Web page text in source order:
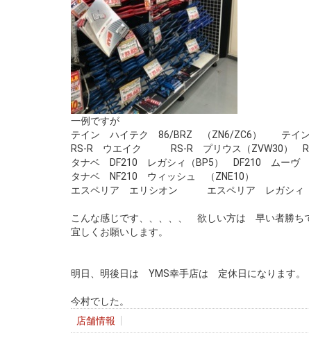
一例ですが
テイン ハイテク 86/BRZ （ZN6/ZC6） テイン
RS-R ウエイク RS-R プリウス（ZVW30）
タナベ DF210 レガシィ（BP5） DF210 ムー
タナベ NF210 ウィッシュ （ZNE10）
エスペリア エリシオン エスペリア レガシィ（
こんな感じです、、、、、 欲しい方は 早い者勝ち
宜しくお願いします。
明日、明後日は YMS幸手店は 定休日になります。
今村でした。
店舗情報